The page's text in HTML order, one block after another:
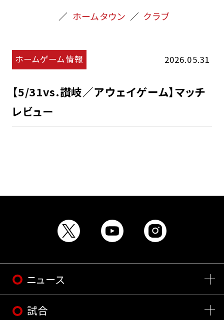
ホームタウン
クラブ
ホームゲーム情報 2026.05.31
【5/31vs.讃岐／アウェイゲーム】マッチ
レビュー
ニュース
試合